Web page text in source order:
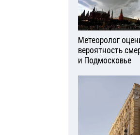
Метеоролог
вероятность
и Подмосковье